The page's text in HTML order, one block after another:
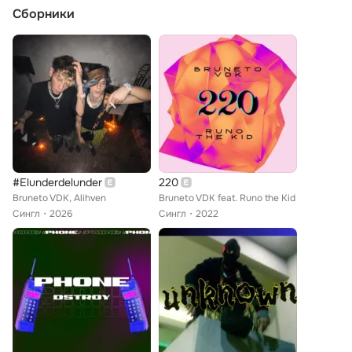
Сборники
#Elunderdelunder
Bruneto VDK, Alihven
Сингл
2026
220
Bruneto VDK feat. Runo the Kid
Сингл
2022